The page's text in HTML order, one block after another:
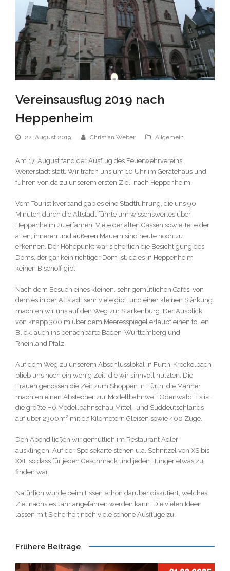
Vereinsausflug 2019 nach
Heppenheim
22. August 2019 Christian Weber Allgemein
Am 17. August fand der Ausflug des Feuerwehrvereins
Weiterstadt statt. Wir trafen uns um 10 Uhr im Gerätehaus und
fuhren von da zu unserem ersten Ziel, nach Heppenheim.
Vom Touristikverband gab es eine Stadtführung, die uns 90
Minuten durch die Altstadt führte um wissenswertes über
Heppenheim zu erfahren. Viele der alten Gassen sowie Teile der
alten, inneren und äußeren Mauern sind heute noch zu
erkennen. Der Höhepunkt war sicherlich die Besichtigung des
Doms, der gar kein richtiger Dom ist, da es in Heppenheim
keinen Bischoff gibt.
Nach dem Besuch eines kleinen, sehr gemütlichen Cafés, von
dem es in der Altstadt sehr viele gibt, und einer kleinen Stärkung
machten wir uns auf den Weg zur Starkenburg. Der Ausblick
von knapp 300 m über dem Meeresspiegel erlaubt einen tollen
Blick, auch ins benachbarte Baden-Württemberg und
Rheinland Pfalz.
Auf dem Weg zu unserem Abschlusslokal in Fürth-Kröckelbach
blieb uns noch ein wenig Zeit, die wir sinnvoll nutzten. Die
Frauen genossen die Zeit zum Shoppen in Fürth, die Männer
machten einen Abstecher zur Modellbahnwelt Odenwald. Es ist
die größte H0 Modellbahnschau Mittel- und Süddeutschlands
auf über 2300m² mit elf Kilometern Gleisen sowie 400 Züge.
Den Abend ließen wir gemütlich im Restaurant Adler
ausklingen. Auf der Speisekarte stehen u.a. Schnitzel von XS bis
XXL so dass für jeden Geschmack und jeden Hunger etwas zu
finden war.
Natürlich wurde beim Essen schon darüber diskutiert, welches
Ziel nächstes Jahr angefahren werden kann. Die vielen Ideen
lassen mit Sicherheit noch viele schöne Ausflüge zu.
Frühere Beiträge